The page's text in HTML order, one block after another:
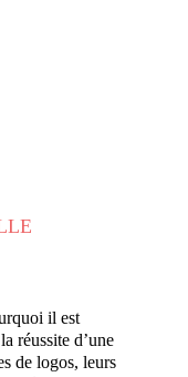
il est
réussite d’une
de logos, leurs